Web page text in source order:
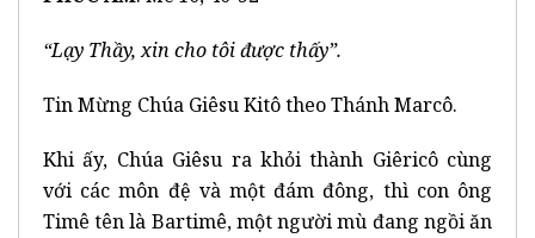
“Lạy Thầy, xin cho tôi được thấy”.
Tin Mừng Chúa Giêsu Kitô theo Thánh Marcô.
Khi ấy, Chúa Giêsu ra khỏi thành Giêricô cùng
với các môn đệ và một đám đông, thì con ông
Timê tên là Bartimê, một người mù đang ngồi ăn